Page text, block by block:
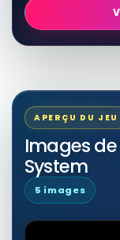
APERÇU DU JEU
Images
System
5 images